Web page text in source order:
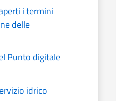
i termini
delle
Punto digitale
idrico